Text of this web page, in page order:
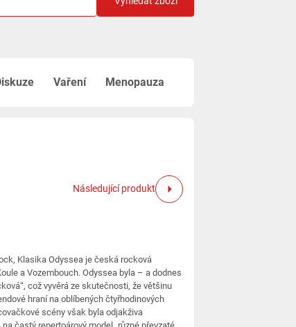
Vaření Menopauza
Následující produkt
Klasika Odyssea je česká rocková
a Vozembouch. Odyssea byla – a dodnes
což vyvěrá ze skutečnosti, že většinu
hraní na oblíbených čtyřhodinových
scény však byla odjakživa